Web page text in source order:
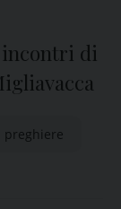
incontri di
preghiere